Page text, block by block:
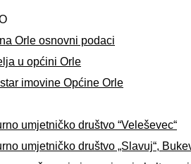
Orle osnovni podaci
u općini Orle
imovine Općine Orle
umjetničko društvo “Veleševec“
umjetničko društvo „Slavuj“,